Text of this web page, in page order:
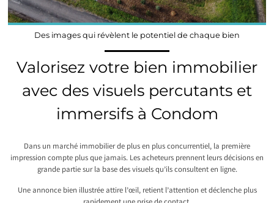
Des images qui révèlent le potentiel de chaque bien
Valorisez votre bien immobilier
avec des visuels percutants et
immersifs à Condom
Dans un marché immobilier de plus en plus concurrentiel, la première
impression compte plus que jamais. Les acheteurs prennent leurs décisions en
grande partie sur la base des visuels qu’ils consultent en ligne.
Une annonce bien illustrée attire l’œil, retient l’attention et déclenche plus